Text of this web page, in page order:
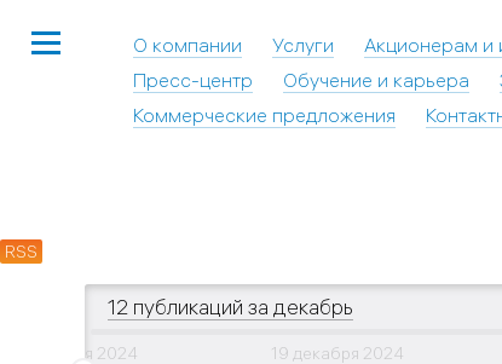
О компании Услуги Акционерам и
Пресс-центр
Обучение и карьера
Коммерческие предложения
RSS
12 публикаций за декабрь
19 декабря 2024
19 декабря 2024